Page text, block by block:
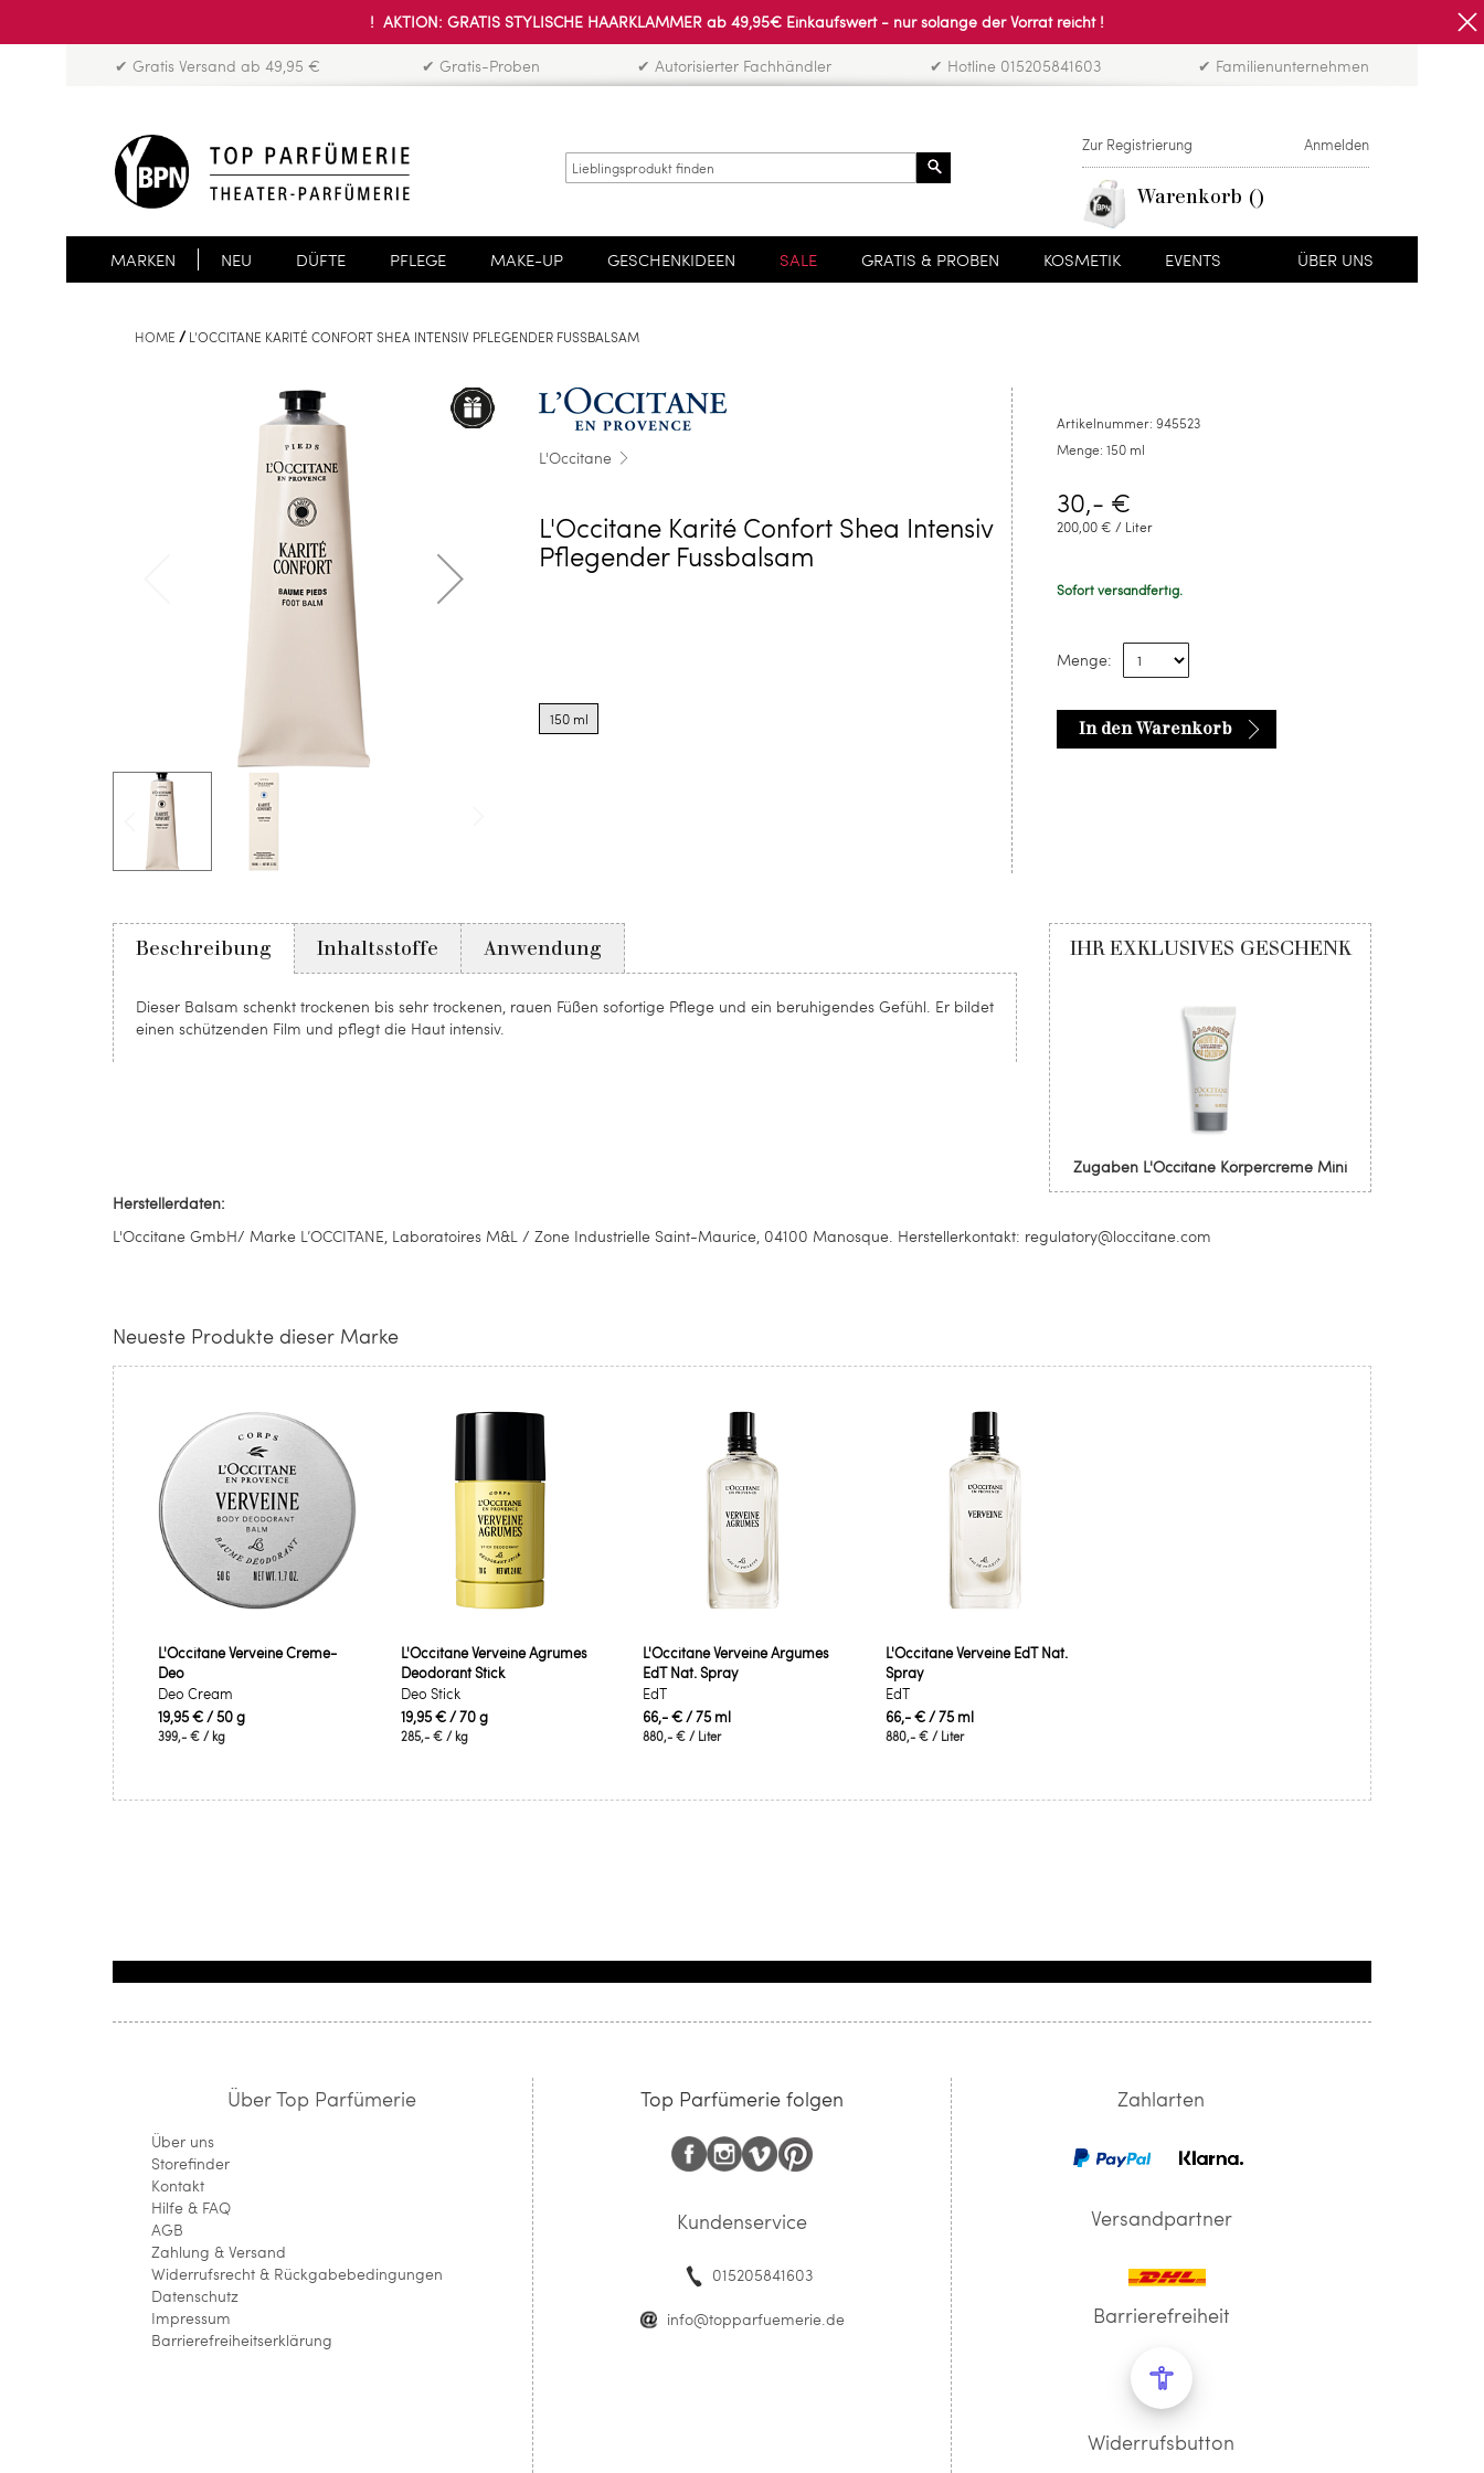
! AKTION: GRATIS STYLISCHE HAARKLAMMER ab 49,95€ Einkaufswert - nur solange der Vorrat reicht !
✔ Gratis Versand ab 49,95 € ✔ Gratis-Proben ✔ Autorisierter Fachhändler ✔ Hotline 015205841603 ✔ Familienunternehmen
Zur Registrierung Anmelden
Warenkorb
MARKEN NEU DÜFTE PFLEGE MAKE-UP GESCHENKIDEEN SALE GRATIS & PROBEN KOSMETIK EVENTS ÜBER UNS
HOME L'OCCITANE KARITÉ CONFORT SHEA INTENSIV PFLEGENDER FUSSBALSAM
L'Occitane
L'Occitane Karité Confort Shea Intensiv
Pflegender Fussbalsam
options
for
150 ml
Artikelnummer: 945523
Menge: 150 ml
30,- €
200,00 € / Liter
Sofort versandfertig.
Menge:
In den Warenkorb
Beschreibung
Dieser Balsam schenkt trockenen bis sehr trockenen, rauen Füßen sofortige Pflege und ein beruhigendes Gefühl. Er bildet
einen schützenden Film und pflegt die Haut intensiv.
Inhaltsstoffe Anwendung IHR EXKLUSIVES GESCHENK
Zugaben L'Occitane Körpercreme Mini
Herstellerdaten:
L'Occitane GmbH/ Marke L’OCCITANE, Laboratoires M&L / Zone Industrielle Saint-Maurice, 04100 Manosque. Herstellerkontakt: regulatory@loccitane.com
Neueste Produkte dieser Marke
L'Occitane Verveine Creme-
Deo
Deo Cream
19,95 €/ 50 g
399,- € / kg
L'Occitane Verveine Agrumes
Deodorant Stick
Deo Stick
19,95 €/ 70 g
285,- €/ kg
L'Occitane Verveine Argumes
EdT Nat. Spray
EdT
66,- €/ 75 ml
880,- € / Liter
L'Occitane Verveine EdT Nat.
Spray
EdT
66,- €/ 75 ml
880,- €/ Liter
Über Top Parfümerie
Über uns
Storefinder
Kontakt
Hilfe & FAQ
AGB
Zahlung & Versand
Widerrufsrecht & Rückgabebedingungen
Datenschutz
Impressum
Barrierefreiheitserklärung
Top Parfümerie folgen
Kundenservice
015205841603
info@topparfuemerie.de
Zahlarten
Versandpartner
Barrierefreiheit
Widerrufsbutton